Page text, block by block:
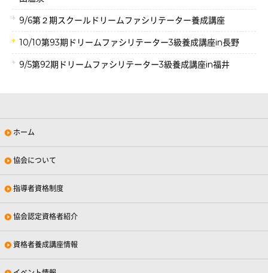
9/6第２期スクールドリームファシリテーター養成講座
10/10第93期ドリームファシリテーター3級養成講座in長野
9/5第92期ドリームファシリテーター3級養成講座in福井
ホーム
協会について
指導者資格制度
協会認定資格者紹介
資格者養成講座情報